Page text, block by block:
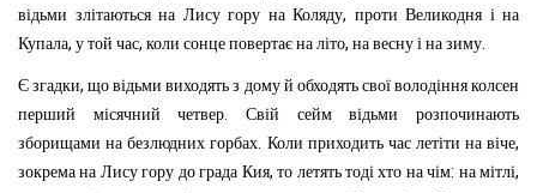
відьми злітаються на Лису гору на Коляду, проти Великодня і на
Купала, у той час, коли сонце повертає на літо, на весну і на зиму.
Є згадки,що відьми виходять з дому й обходять свої володіння колсен
перший
місячний четвер.Свій сейм відьми
розпочинають
зборищами на безлюдних горбах. Коли приходить час летіти на віче,
зокрема на Лису гору до града Кия,то летять тоді хто на чім: на мітлі,